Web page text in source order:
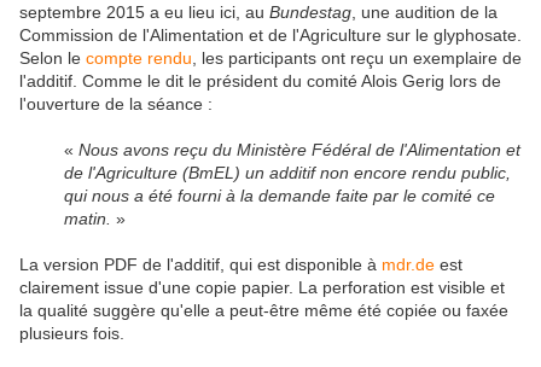
septembre 2015 a eu lieu ici, au Bundestag une audition de la
Commission de l'Alimentation et de l'Agriculture sur le glyphosate.
Selon le compte rendu , les participants ont reçu un exemplaire de
l'additif. Comme le dit le président du comité Alois Gerig lors de
l'ouverture de la séance :
«Nous avons reçu du Ministère Fédéral de l'Alimentation et
de l'Agriculture (BmEL) un additif non encore rendu public,
qui nous a été fourni à la demande faite par le comité ce
matin. »
La version PDF de l'additif, qui est disponible à mdr.de est
clairement issue d'une copie papier. La perforation est visible et
la qualité suggère qu'elle a peut-être même été copiée ou faxée
plusieurs fois.